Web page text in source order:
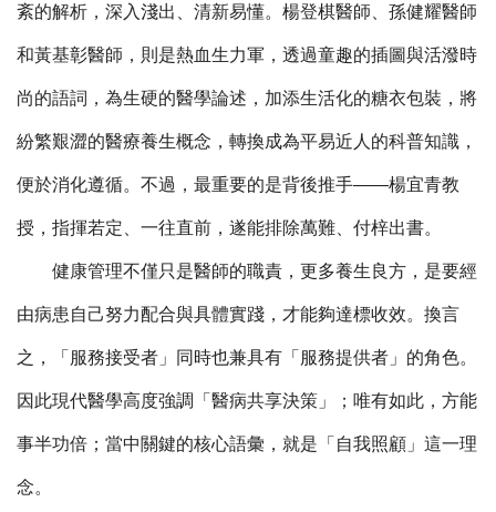
紊的解析，深入淺出、清新易懂。楊登棋醫師、孫健耀醫師
和黃基彰醫師，則是熱血生力軍，透過童趣的插圖與活潑時
尚的語詞，為生硬的醫學論述，加添生活化的糖衣包裝，將
紛繁艱澀的醫療養生概念，轉換成為平易近人的科普知識，
便於消化遵循。不過，最重要的是背後推手——楊宜青教
授，指揮若定、一往直前，遂能排除萬難、付梓出書。
健康管理不僅只是醫師的職責，更多養生良方，是要經
由病患自己努力配合與具體實踐，才能夠達標收效。換言
之，「服務接受者」同時也兼具有「服務提供者」的角色。
因此現代醫學高度強調「醫病共享決策」；唯有如此，方能
事半功倍；當中關鍵的核心語彙，就是「自我照顧」這一理
念。